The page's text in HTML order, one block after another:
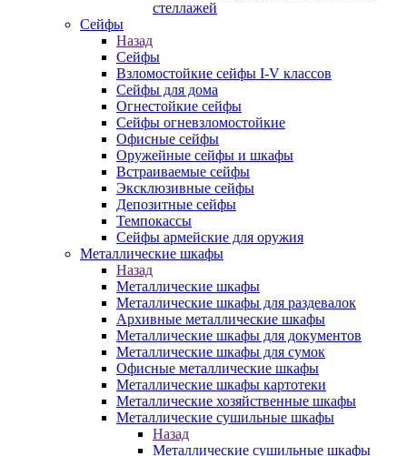
стеллажей
Сейфы
Назад
Сейфы
Взломостойкие сейфы I-V классов
Сейфы для дома
Огнестойкие сейфы
Сейфы огневзломостойкие
Офисные сейфы
Оружейные сейфы и шкафы
Встраиваемые сейфы
Эксклюзивные сейфы
Депозитные сейфы
Темпокассы
Сейфы армейские для оружия
Металлические шкафы
Назад
Металлические шкафы
Металлические шкафы для раздевалок
Архивные металлические шкафы
Металлические шкафы для документов
Металлические шкафы для сумок
Офисные металлические шкафы
Металлические шкафы картотеки
Металлические хозяйственные шкафы
Металлические сушильные шкафы
Назад
Металлические сушильные шкафы